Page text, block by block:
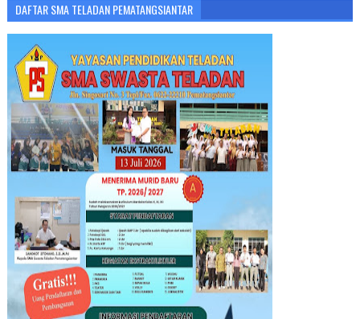
DAFTAR SMA TELADAN PEMATANGSIANTAR